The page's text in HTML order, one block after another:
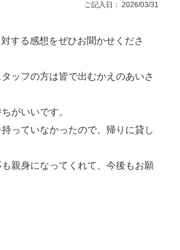
ご記入日： 2026/03/31
する感想をぜひお聞かせくださ
ッフの方は皆で出むかえのあいさ
いいです。
ていなかったので、帰りに貸し
身になってくれて、今後もお願